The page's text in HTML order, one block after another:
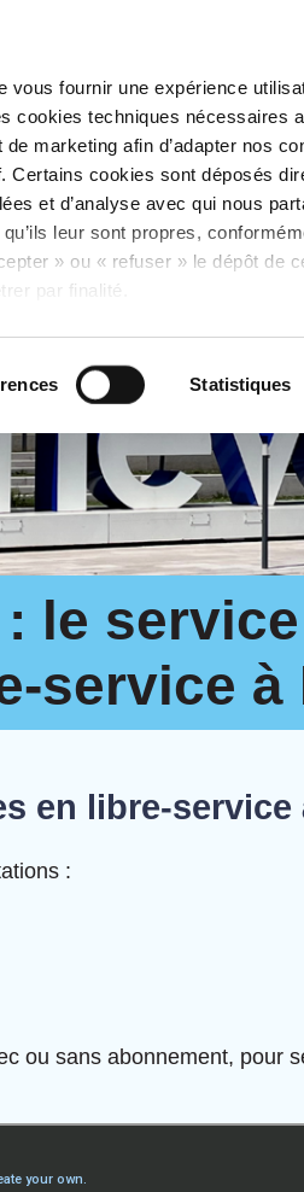
vous fournir une expérience
cookies techniques nécessaires
marketing afin d’adapter nos
Certains cookies sont déposés
et d’analyse avec qui nous
leur sont propres,
» ou « refuser » le dépôt de
par finalité.
Statistiques
transport à la demande
changent.
le
service à
en libre-service
:
ou sans abonnement, pour